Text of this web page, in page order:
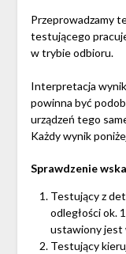
Przeprowadzamy
testującego
w trybie odbioru.
Interpretacja
powinna być
urządzeń tego
Każdy wynik
Sprawdzenie
Testujący z
odległości ok.
ustawiony jest
Testujący